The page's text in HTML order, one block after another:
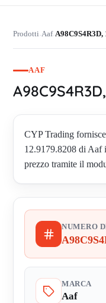
Prodotti›Aaf›A98C9S4R3D,
AAF
CYP Trading
12.9179.8208 di Aaf
prezzo tramite il
NUMERO
MARCA
Aaf